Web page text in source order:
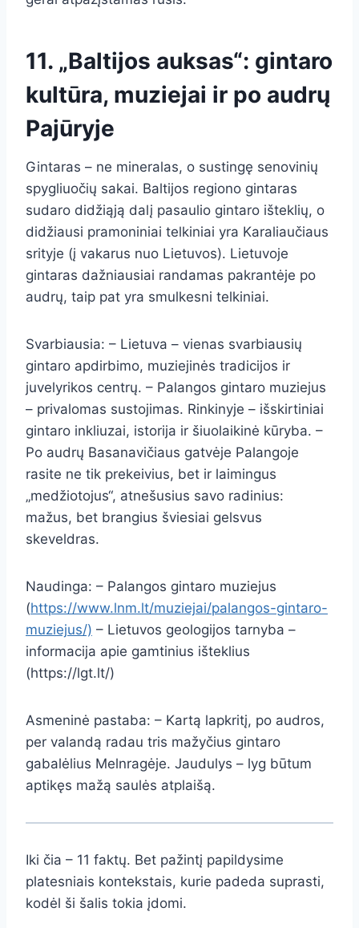
11. „Baltijos auksas“: gintaro
kultūra, muziejai ir po audrų
Pajūryje
Gintaras – ne mineralas, o sustingę senovinių
spygliuočių sakai. Baltijos regiono gintaras
sudaro didžiąją dalį pasaulio gintaro išteklių, o
didžiausi pramoniniai telkiniai yra Karaliaučiaus
srityje (į vakarus nuo Lietuvos). Lietuvoje
gintaras dažniausiai randamas pakrantėje po
audrų, taip pat yra smulkesni telkiniai.
Svarbiausia: – Lietuva – vienas svarbiausių
gintaro apdirbimo, muziejinės tradicijos ir
juvelyrikos centrų. – Palangos gintaro muziejus
– privalomas sustojimas. Rinkinyje – išskirtiniai
gintaro inkliuzai, istorija ir šiuolaikinė kūryba. –
Po audrų Basanavičiaus gatvėje Palangoje
rasite ne tik prekeivius, bet ir laimingus
„medžiotojus“, atnešusius savo radinius:
mažus, bet brangius šviesiai gelsvus
skeveldras.
Naudinga: – Palangos gintaro muziejus
(https://www.lnm.lt/muziejai/palangos-gintaro-
muziejus/) – Lietuvos geologijos tarnyba –
informacija apie gamtinius išteklius
(https://lgt.lt/)
Asmeninė pastaba: – Kartą lapkritį, po audros,
per valandą radau tris mažyčius gintaro
gabalėlius Melnragėje. Jaudulys – lyg būtum
aptikęs mažą saulės atplaišą.
Iki čia – 11 faktų. Bet pažintį papildysime
platesniais kontekstais, kurie padeda suprasti,
kodėl ši šalis tokia įdomi.